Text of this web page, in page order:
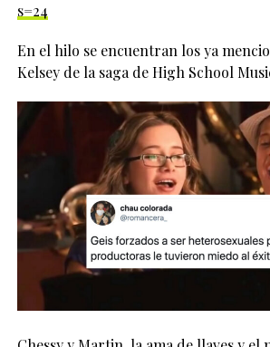
s=24
En el hilo se encuentran los ya
Kelsey de la saga de High School